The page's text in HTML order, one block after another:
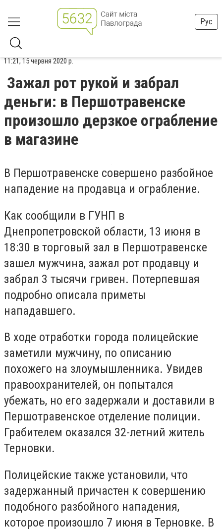
Рус
11:21, 15 червня 2020 р.
Зажал рот рукой и забрал
деньги: в Першотравенске
произошло дерзкое ограбление
в магазине
В Першотравенске совершено разбойное
нападение на продавца и ограбление.
Как сообщили в ГУНП в
Днепропетровской области, 13 июня в
18:30 в торговый зал в Першотравенске
зашел мужчина, зажал рот продавцу и
забрал 3 тысячи гривен. Потерпевшая
подробно описала приметы
нападавшего.
В ходе отработки города полицейские
заметили мужчину, по описанию
похожего на злоумышленника. Увидев
правоохранителей, он попытался
убежать, но его задержали и доставили в
Першотравенское отделение полиции.
Грабителем оказался 32-летний житель
Терновки.
Полицейские также установили, что
задержанный причастен к совершению
подобного разбойного нападения,
которое произошло 7 июня в Терновке. В